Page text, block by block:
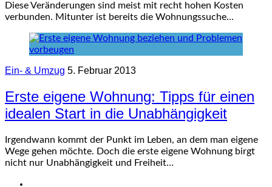
Diese Veränderungen sind meist mit recht hohen Kosten
verbunden. Mitunter ist bereits die Wohnungssuche…
Ein- & Umzug 5. Februar 2013
Erste eigene Wohnung: Tipps für einen
idealen Start in die Unabhängigkeit
Irgendwann kommt der Punkt im Leben, an dem man eigene
Wege gehen möchte. Doch die erste eigene Wohnung birgt
nicht nur Unabhängigkeit und Freiheit…